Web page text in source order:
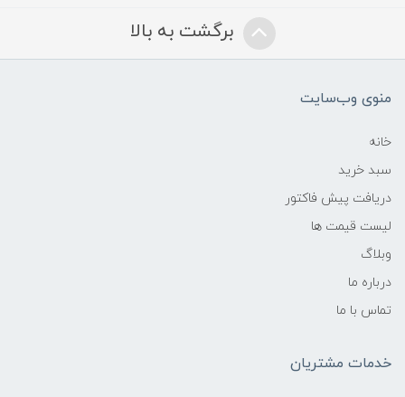
برگشت به بالا
منوی وب‌سایت
خانه
سبد خرید
دریافت پیش فاکتور
لیست قیمت ها
وبلاگ
درباره ما
تماس با ما
خدمات مشتریان